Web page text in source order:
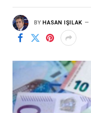
BY HASAN IŞILAK